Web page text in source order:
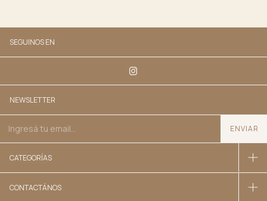
SEGUINOS EN
NEWSLETTER
CATEGORÍAS
CONTACTÁNOS